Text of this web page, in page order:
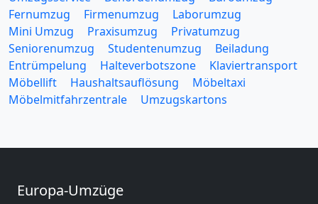
Fernumzug
Firmenumzug
Laborumzug
Mini Umzug
Praxisumzug
Privatumzug
Seniorenumzug
Studentenumzug
Beiladung
Entrümpelung
Halteverbotszone
Klaviertransport
Möbellift
Haushaltsauflösung
Möbeltaxi
Möbelmitfahrzentrale
Umzugskartons
Europa-Umzüge